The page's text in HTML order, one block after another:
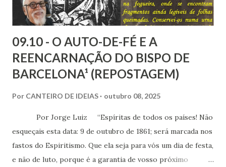
09.10 - O AUTO-DE-FÉ E A
REENCARNAÇÃO DO BISPO DE
BARCELONA¹ (REPOSTAGEM)
Por CANTEIRO DE IDEIAS outubro 08, 2025
Por Jorge Luiz “Espíritas de todos os países! Não
esqueçais esta data: 9 de outubro de 1861; será marcada nos
fastos do Espiritismo. Que ela seja para vós um dia de festa,
e não de luto, porque é a garantia de vosso próximo